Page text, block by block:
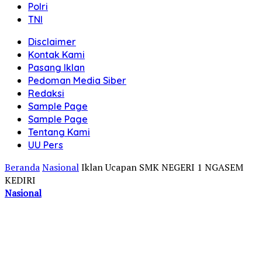
Polri
TNI
Disclaimer
Kontak Kami
Pasang Iklan
Pedoman Media Siber
Redaksi
Sample Page
Sample Page
Tentang Kami
UU Pers
BerandaNasionalIklan Ucapan SMK NEGERI 1 NGASEM
KEDIRI
Nasional